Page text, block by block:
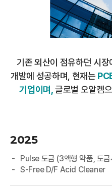
기존 외산이 점유하던 시
개발에 성공하며, 현재는
기업이며, 글로벌 오알켐
2025
Pulse 도금 (3액형 약품, 도
S-Free D/F Acid Cleaner